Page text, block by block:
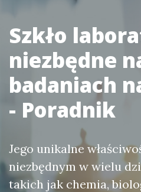
Szkło
niezbędne
badaniach
- Poradnik
Jego unikalne
niezbędnym w wielu
takich jak chemia,